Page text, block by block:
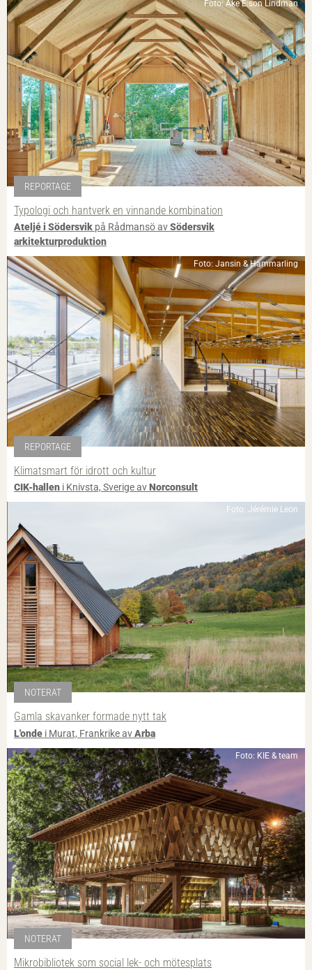
Foto: Åke E:son Lindman
REPORTAGE
Typologi och hantverk en vinnande kombination
Ateljé i Södersvik på Rådmansö avSödersvik
arkitekturproduktion
Foto: Jansin & Hammarling
REPORTAGE
Klimatsmart för idrott och kultur
CIK-hallen i Knivsta, Sverige avNorconsult
Foto: Jérémie Leon
NOTERAT
Gamla skavanker formade nytt tak
L'onde i Murat, Frankrike avArba
Foto: KIE & team
NOTERAT
Mikrobibliotek som social lek- och mötesplats